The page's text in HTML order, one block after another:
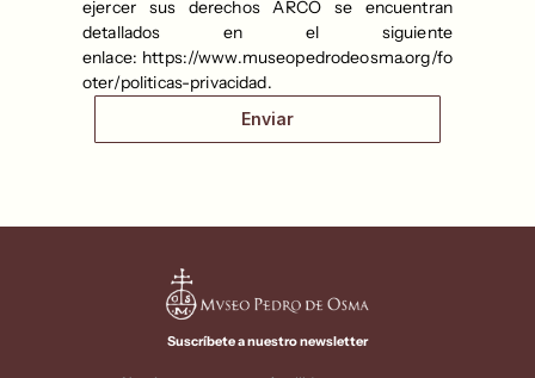
ejercer sus derechos ARCO se encuentran
detallados en el siguiente
enlace: https://www.museopedrodeosma.org/fo
oter/politicas-privacidad.
Enviar
Suscríbete a nuestro newsletter